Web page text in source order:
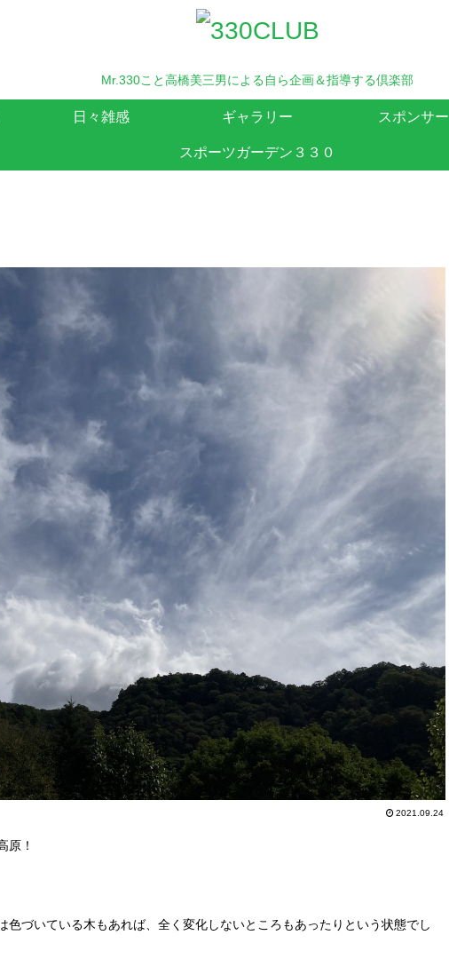
Mr.330こと高橋美三男による自ら企画＆指導する倶楽部
日々雑感 ギャラリー スポンサー
スポーツガーデン３３０
2021.09.24
原！
づいている木もあれば、全く変化しないところもあったりという状態でし